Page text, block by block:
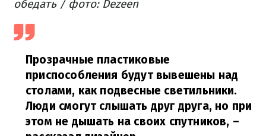
обедать / фото: Dezeen
Прозрачные пластиковые
приспособления будут вывешены над
столами, как подвесные светильники.
Люди смогут слышать друг друга, но при
этом не дышать на своих спутников, –